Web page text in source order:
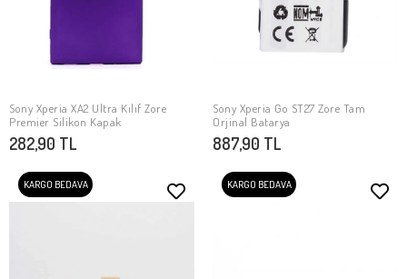
SEPETE EKLE
Sony Xperia XA2 Ultra Kılıf Zore
Premier Silikon Kapak
282,90 TL
SEPETE EKLE
Sony Xperia Go ST27 Zore Tam
Orjinal Batarya
887,90 TL
KARGO BEDAVA KARGO BEDAVA